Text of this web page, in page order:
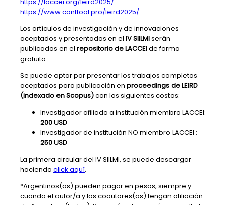
https://www.conftool.pro/leird2025/
Los artículos de investigación y de innovaciones
aceptados y presentados en el IV SIILMIserán
publicados en el repositorio de LACCEIde forma
gratuita.
Se puede optar por presentar los trabajos completos
aceptados para publicación en proceedings de LEIRD
(indexado en Scopus)con los siguientes costos:
Investigador afiliado a institución miembro LACCEI:
200 USD
Investigador de institución NO miembro LACCEI :
250 USD
La primera circular del IV SIILMI, se puede descargar
haciendo click aquí.
*Argentinos(as) pueden pagar en pesos, siempre y
cuando el autor/a y los coautores(as) tengan afiliación